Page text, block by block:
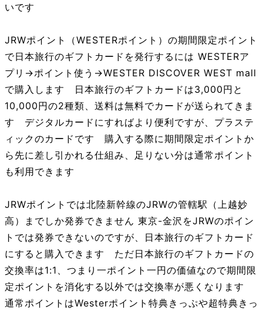
いです
JRWポイント（WESTERポイント）の期間限定ポイント
で日本旅行のギフトカードを発行するには WESTERア
プリ→ポイント使う→WESTER DISCOVER WEST mall
で購入します 日本旅行のギフトカードは3,000円と
10,000円の2種類、送料は無料でカードが送られてきま
す デジタルカードにすればより便利ですが、プラステ
ィックのカードです 購入する際に期間限定ポイントか
ら先に差し引かれる仕組み、足りない分は通常ポイント
も利用できます
JRWポイントでは北陸新幹線のJRWの管轄駅（上越妙
高）までしか発券できません 東京-金沢をJRWのポイン
トでは発券できないのですが、日本旅行のギフトカード
にすると購入できます ただ日本旅行のギフトカードの
交換率は1:1、つまり一ポイント一円の価値なので期間限
定ポイントを消化する以外では交換率が悪くなります
通常ポイントはWesterポイント特典きっぷや超特典きっ